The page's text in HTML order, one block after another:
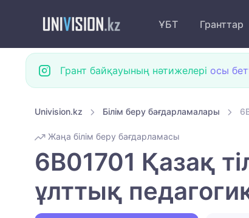
ҰБТ Гранттар
Грант байқауының нәтижелері осы
Univision.kz Білім беру бағдарламалары
Жаңа білім беру бағдарламасы
6B01701 Қазақ
ұлттық